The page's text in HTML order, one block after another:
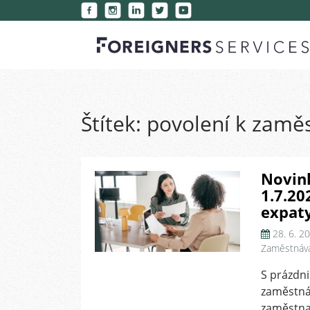
Štítek: povolení k
28. 6.
S